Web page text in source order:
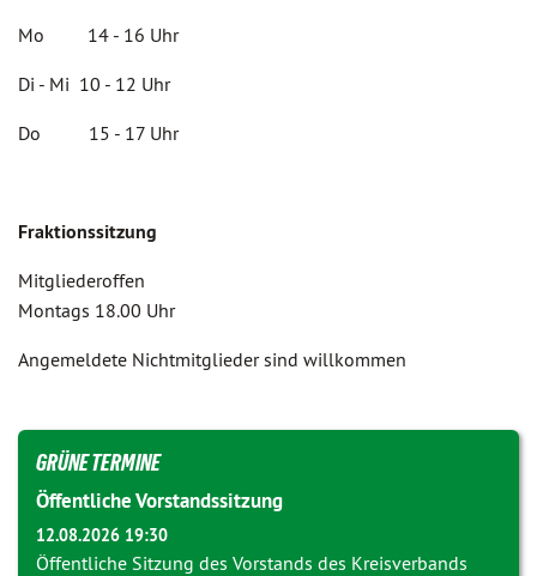
Mo 14 - 16 Uhr
Di - Mi 10 - 12 Uhr
Do 15 - 17 Uhr
Fraktionssitzung
Mitgliederoffen
Montags 18.00 Uhr
Angemeldete Nichtmitglieder sind willkommen
GRÜNE TERMINE
Öffentliche Vorstandssitzung
12.08.2026 19:30
Öffentliche Sitzung des Vorstands des Kreisverbands